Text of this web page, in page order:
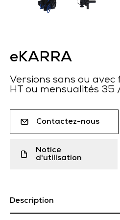
eKARRA
Versions sans ou
HT ou mensualités 35
Contactez-nous
Notice
d'utilisation
Description